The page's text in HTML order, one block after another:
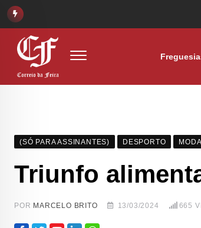
(SÓ PARA ASSINANTES) DESPORTO
Triunfo
POR MARCELO BRITO 13/03/2024 665